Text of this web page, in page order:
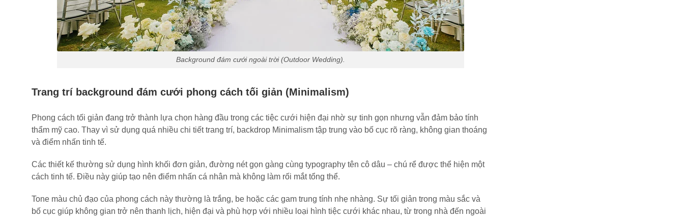
Background đám cưới ngoài trời (Outdoor Wedding).
Trang trí background đám cưới phong cách tối giản (Minimalism)
Phong cách tối giản đang trở thành lựa chọn hàng đầu trong các tiệc cưới hiện đại nhờ sự tinh gọn nhưng vẫn đảm bảo tính
thẩm mỹ cao. Thay vì sử dụng quá nhiều chi tiết trang trí, backdrop Minimalism tập trung vào bố cục rõ ràng, không gian thoáng
và điểm nhấn tinh tế.
Các thiết kế thường sử dụng hình khối đơn giản, đường nét gọn gàng cùng typography tên cô dâu – chú rể được thể hiện một
cách tinh tế. Điều này giúp tạo nên điểm nhấn cá nhân mà không làm rối mắt tổng thể.
Tone màu chủ đạo của phong cách này thường là trắng, be hoặc các gam trung tính nhẹ nhàng. Sự tối giản trong màu sắc và
bố cục giúp không gian trở nên thanh lịch, hiện đại và phù hợp với nhiều loại hình tiệc cưới khác nhau, từ trong nhà đến ngoài